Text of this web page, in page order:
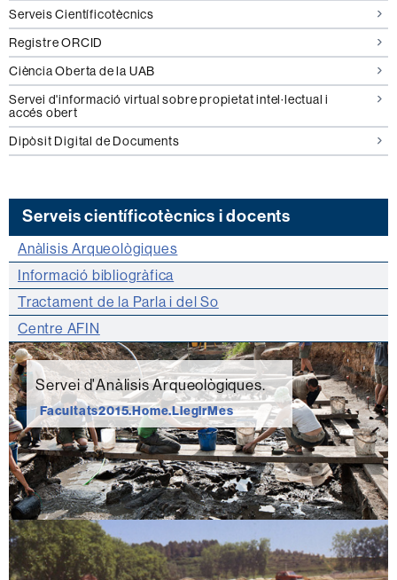
Serveis Científicotècnics
Registre ORCID
Ciència Oberta de la UAB
Servei d'informació virtual sobre propietat intel·lectual i
accés obert
Dipòsit Digital de Documents
Serveis científicotècnics i docents
Anàlisis Arqueològiques
Informació bibliogràfica
Tractament de la Parla i del So
Centre AFIN
Servei d'Anàlisis Arqueològiques.
Facultats2015.Home.LlegirMes